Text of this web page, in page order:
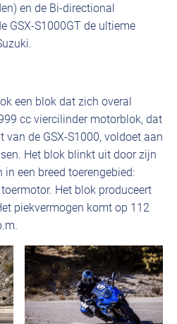
en de Bi-directional
GSX-S1000GT de ultieme
een blok dat zich overal
cc viercilinder motorblok, dat
de GSX-S1000, voldoet aan
Het blok blinkt uit door zijn
een breed toerengebied:
Het blok produceert
piekvermogen komt op 112